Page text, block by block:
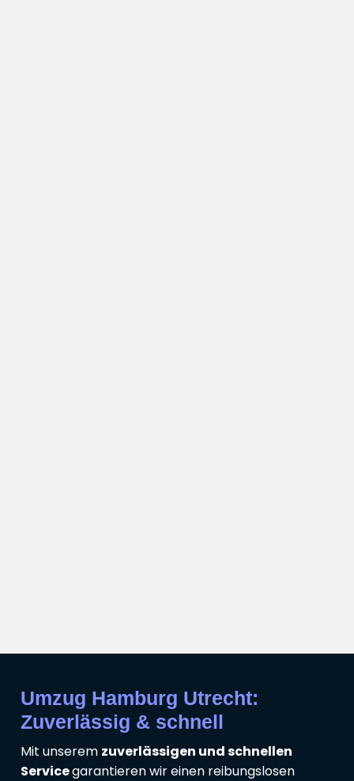
Umzug Hamburg Utrecht:
Zuverlässig & schnell
Mit unserem zuverlässigen und schnellen
Servicegarantieren wir einen reibungslosen